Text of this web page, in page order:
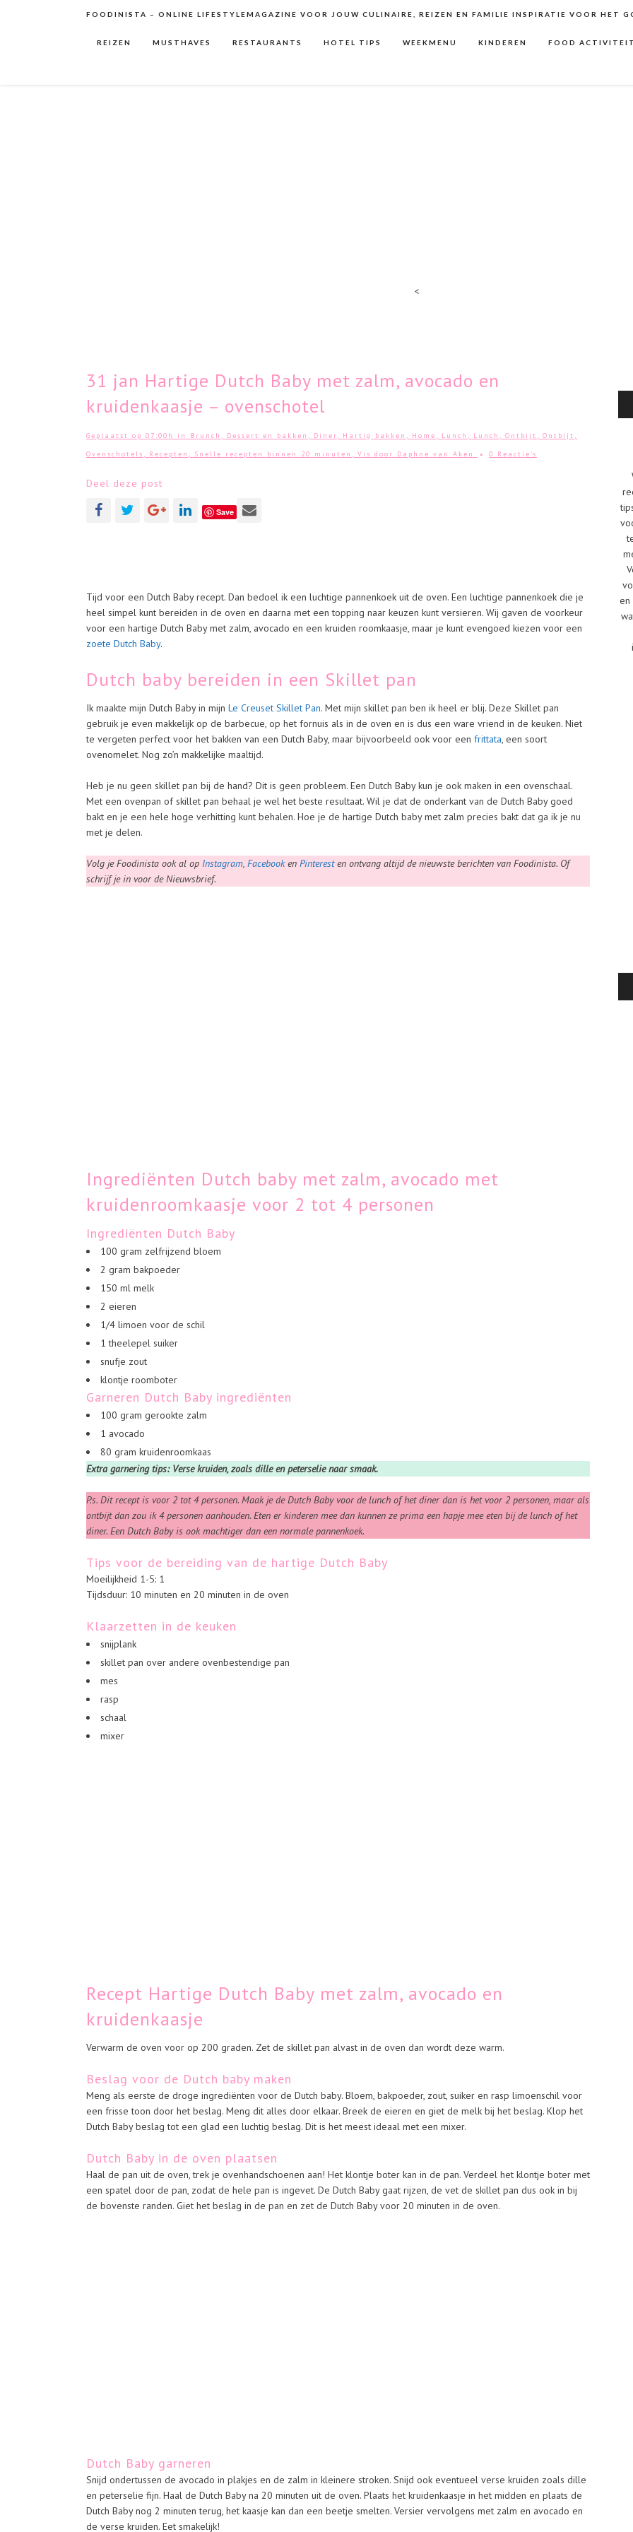
FOODINISTA – ONLINE LIFESTYLEMAGAZINE VOOR JOUW CULINAIRE, REIZEN EN FAMILIE INSPIRATIE VOOR HET
REIZEN MUSTHAVES RESTAURANTS HOTEL TIPS WEEKMENU KINDEREN FOOD
<
31 jan Hartige Dutch Baby met zalm, avocado en
kruidenkaasje – ovenschotel
Geplaatst op 07:00h in Brunch , Dessert en bakken , Diner, Hartig bakken , Home , Lunch , Lunch , Ontbijt , Ontbijt ,
Ovenschotels , Recepten , Snelle recepten binnen 20 minuten , Vis door Daphne van Aken 0 Reactie's
Deel deze post
Save
Tijd voor een Dutch Baby recept. Dan bedoel ik een luchtige pannenkoek uit de oven. Een luchtige pannenkoek die je
heel simpel kunt bereiden in de oven en daarna met een topping naar keuzen kunt versieren. Wij gaven de voorkeur
voor een hartige Dutch Baby met zalm, avocado en een kruiden roomkaasje, maar je kunt evengoed kiezen voor een
zoete Dutch Baby.
Dutch baby bereiden in een Skillet pan
Ik maakte mijn Dutch Baby in mijn Le Creuset Skillet Pan. Met mijn skillet pan ben ik heel er blij. Deze Skillet pan
gebruik je even makkelijk op de barbecue, op het fornuis als in de oven en is dus een ware vriend in de keuken. Niet
te vergeten perfect voor het bakken van een Dutch Baby, maar bijvoorbeeld ook voor een frittata, een soort
ovenomelet. Nog zo’n makkelijke maaltijd.
Heb je nu geen skillet pan bij de hand? Dit is geen probleem. Een Dutch Baby kun je ook maken in een ovenschaal.
Met een ovenpan of skillet pan behaal je wel het beste resultaat. Wil je dat de onderkant van de Dutch Baby goed
bakt en je een hele hoge verhitting kunt behalen. Hoe je de hartige Dutch baby met zalm precies bakt dat ga ik je nu
met je delen.
Volg je Foodinista ook al op Instagram, Facebooken Pinteresten ontvang altijd de nieuwste berichten van Foodinista. Of
schrijf je in voor de Nieuwsbrief.
Ingrediënten Dutch baby met zalm, avocado met
kruidenroomkaasje voor 2 tot 4 personen
Ingrediënten Dutch Baby
100 gram zelfrijzend bloem
2 gram bakpoeder
150 ml melk
2 eieren
1/4 limoen voor de schil
1 theelepel suiker
snufje zout
klontje roomboter
Garneren Dutch Baby ingrediënten
100 gram gerookte zalm
1 avocado
80 gram kruidenroomkaas
Extra garnering tips: Verse kruiden, zoals dille en peterselie naar smaak.
P.s. Dit recept is voor 2 tot 4 personen. Maak je de Dutch Baby voor de lunch of het diner dan is het voor 2 personen, maar als
ontbijt dan zou ik 4 personen aanhouden. Eten er kinderen mee dan kunnen ze prima een hapje mee eten bij de lunch of het
diner. Een Dutch Baby is ook machtiger dan een normale pannenkoek.
Tips voor de bereiding van de hartige Dutch Baby
Moeilijkheid 1-5: 1
Tijdsduur: 10 minuten en 20 minuten in de oven
Klaarzetten in de keuken
snijplank
skillet pan over andere ovenbestendige pan
mes
rasp
schaal
mixer
Recept Hartige Dutch Baby met zalm, avocado en
kruidenkaasje
Verwarm de oven voor op 200 graden. Zet de skillet pan alvast in de oven dan wordt deze warm.
Beslag voor de Dutch baby maken
Meng als eerste de droge ingrediënten voor de Dutch baby. Bloem, bakpoeder, zout, suiker en rasp limoenschil voor
een frisse toon door het beslag. Meng dit alles door elkaar. Breek de eieren en giet de melk bij het beslag. Klop het
Dutch Baby beslag tot een glad een luchtig beslag. Dit is het meest ideaal met een mixer.
Dutch Baby in de oven plaatsen
Haal de pan uit de oven, trek je ovenhandschoenen aan! Het klontje boter kan in de pan. Verdeel het klontje boter met
een spatel door de pan, zodat de hele pan is ingevet. De Dutch Baby gaat rijzen, de vet de skillet pan dus ook in bij
de bovenste randen. Giet het beslag in de pan en zet de Dutch Baby voor 20 minuten in de oven.
Dutch Baby garneren
Snijd ondertussen de avocado in plakjes en de zalm in kleinere stroken. Snijd ook eventueel verse kruiden zoals dille
en peterselie fijn. Haal de Dutch Baby na 20 minuten uit de oven. Plaats het kruidenkaasje in het midden en plaats de
Dutch Baby nog 2 minuten terug, het kaasje kan dan een beetje smelten. Versier vervolgens met zalm en avocado en
de verse kruiden. Eet smakelijk!
en